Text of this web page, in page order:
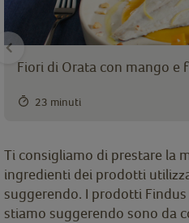
Fiori di Orata con mango e
23 minuti
Ti consigliamo di prestare la
ingredienti dei prodotti
suggerendo. I prodotti
stiamo suggerendo sono da